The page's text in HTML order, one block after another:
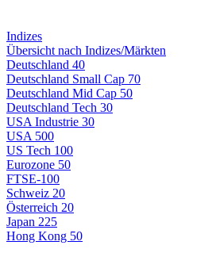
Indizes
Übersicht nach Indizes/Märkten
Deutschland 40
Deutschland Small Cap 70
Deutschland Mid Cap 50
Deutschland Tech 30
USA Industrie 30
USA 500
US Tech 100
Eurozone 50
FTSE-100
Schweiz 20
Österreich 20
Japan 225
Hong Kong 50